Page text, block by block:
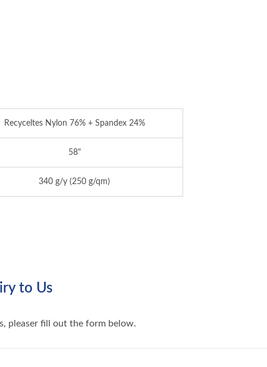
Recyceltes Nylon 76% + Spandex 24%
58"
340 g/y (250 g/qm)